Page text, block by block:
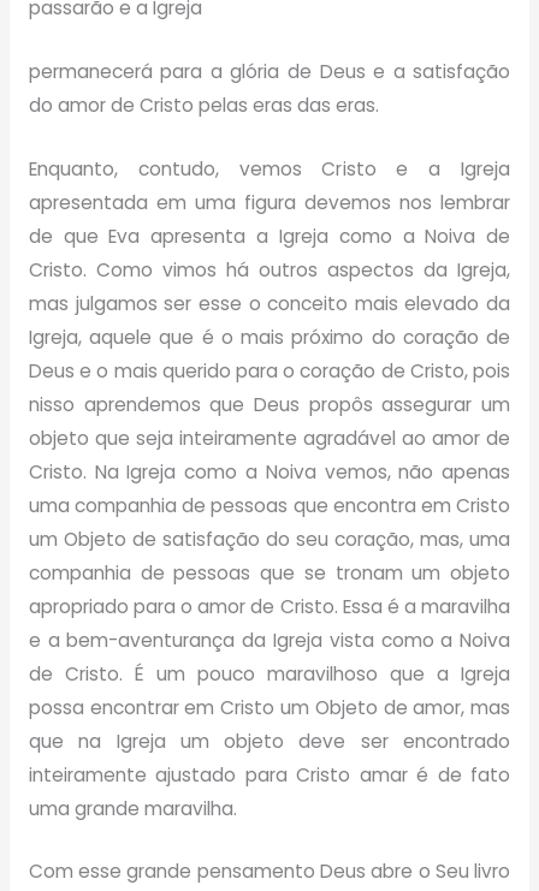
passarão e a Igreja
permanecerá para a glória de Deus e a satisfação
do amor de Cristo pelas eras das eras.
Enquanto, contudo, vemos Cristo e a Igreja
apresentada em uma figura devemos nos lembrar
de que Eva apresenta a Igreja como a Noiva de
Cristo. Como vimos há outros aspectos da Igreja,
mas julgamos ser esse o conceito mais elevado da
Igreja, aquele que é o mais próximo do coração de
Deus e o mais querido para o coração de Cristo, pois
nisso aprendemos que Deus propôs assegurar um
objeto que seja inteiramente agradável ao amor de
Cristo. Na Igreja como a Noiva vemos, não apenas
uma companhia de pessoas que encontra em Cristo
um Objeto de satisfação do seu coração, mas, uma
companhia de pessoas que se tronam um objeto
apropriado para o amor de Cristo. Essa é a maravilha
e a bem-aventurança da Igreja vista como a Noiva
de Cristo. É um pouco maravilhoso que a Igreja
possa encontrar em Cristo um Objeto de amor, mas
que na Igreja um objeto deve ser encontrado
inteiramente ajustado para Cristo amar é de fato
uma grande maravilha.
Com esse grande pensamento Deus abre o Seu livro